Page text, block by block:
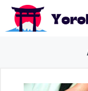
Saltar
contenido